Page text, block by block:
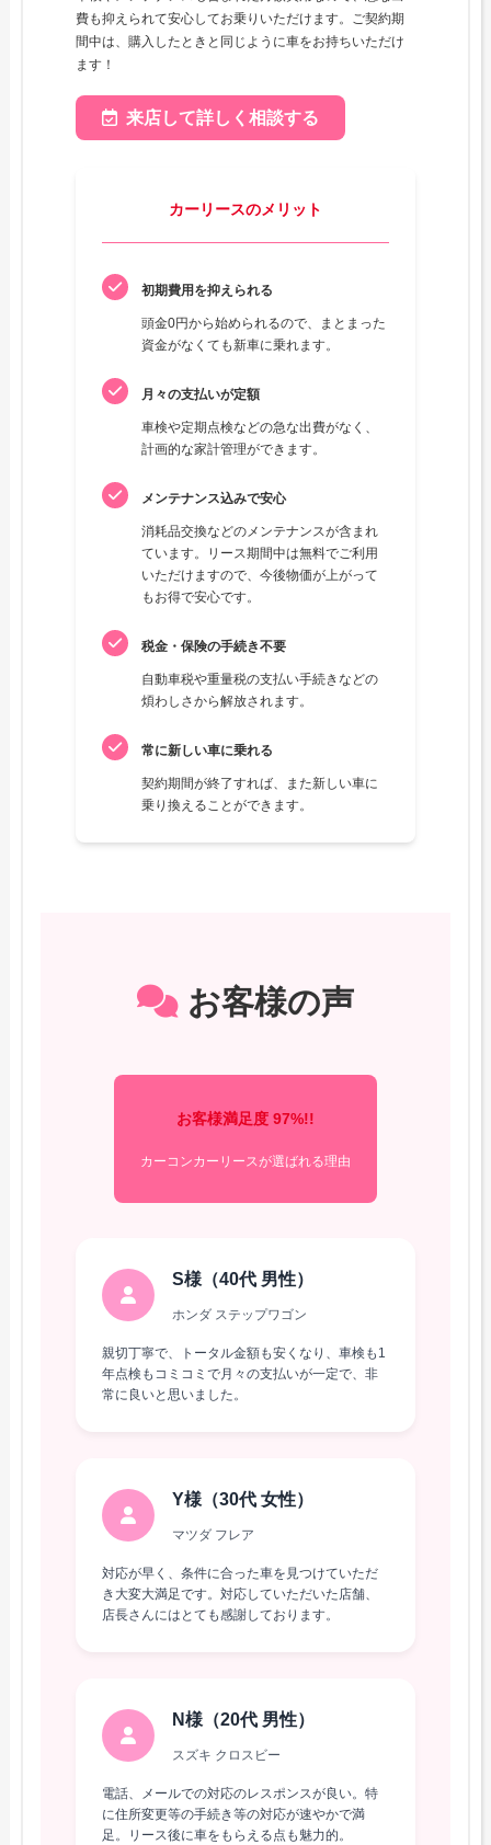
費も抑えられて安心してお乗りいただけます。ご契約期
間中は、購入したときと同じように車をお持ちいただけ
ます！
来店して詳しく相談する
カーリースのメリット
初期費用を抑えられる
頭金0円から始められるので、まとまった
資金がなくても新車に乗れます。
月々の支払いが定額
車検や定期点検などの急な出費がなく、
計画的な家計管理ができます。
メンテナンス込みで安心
消耗品交換などのメンテナンスが含まれ
ています。リース期間中は無料でご利用
いただけますので、今後物価が上がって
もお得で安心です。
税金・保険の手続き不要
自動車税や重量税の支払い手続きなどの
煩わしさから解放されます。
常に新しい車に乗れる
契約期間が終了すれば、また新しい車に
乗り換えることができます。
お客様の声
お客様満足度 97%!!
カーコンカーリースが選ばれる理由
S様（40代 男性）
ホンダ ステップワゴン
親切丁寧で、トータル金額も安くなり、車検も1
年点検もコミコミで月々の支払いが一定で、非
常に良いと思いました。
Y様（30代 女性）
マツダ フレア
対応が早く、条件に合った車を見つけていただ
き大変大満足です。対応していただいた店舗、
店長さんにはとても感謝しております。
N様（20代 男性）
スズキ クロスビー
電話、メールでの対応のレスポンスが良い。特
に住所変更等の手続き等の対応が速やかで満
足。リース後に車をもらえる点も魅力的。